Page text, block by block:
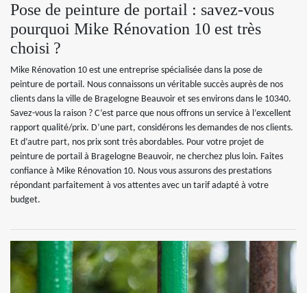
Pose de peinture de portail : savez-vous
pourquoi Mike Rénovation 10 est très
choisi ?
Mike Rénovation 10 est une entreprise spécialisée dans la pose de
peinture de portail. Nous connaissons un véritable succès auprès de nos
clients dans la ville de Bragelogne Beauvoir et ses environs dans le 10340.
Savez-vous la raison ? C’est parce que nous offrons un service à l’excellent
rapport qualité/prix. D’une part, considérons les demandes de nos clients.
Et d’autre part, nos prix sont très abordables. Pour votre projet de
peinture de portail à Bragelogne Beauvoir, ne cherchez plus loin. Faites
confiance à Mike Rénovation 10. Nous vous assurons des prestations
répondant parfaitement à vos attentes avec un tarif adapté à votre
budget.